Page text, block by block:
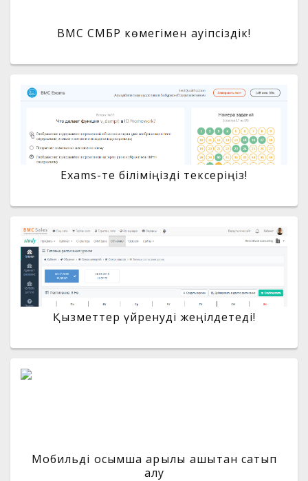
BMC СМБР көмегімен қауіпсіздік!
Exams-те біліміңізді тексеріңіз!
Қызметтер үйренуді жеңілдетеді!
Мобильді қосымша арқылы қашықтан сатып
алу